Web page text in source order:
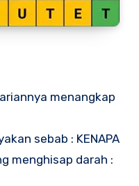
menangkap
sebab : KENAPA
menghisap darah :